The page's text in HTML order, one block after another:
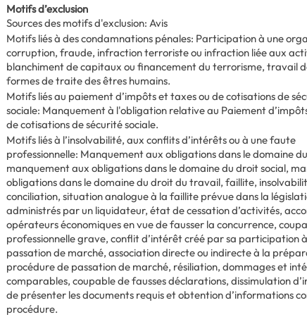
Motifs d’exclusion
Sources des motifs d'exclusion: Avis
Motifs liés à des condamnations pénales: Participation à une
corruption, fraude, infraction terroriste ou infraction liée aux
blanchiment de capitaux ou financement du terrorisme, travail
formes de traite des êtres humains.
Motifs liés au paiement d’impôts et taxes ou de cotisations de
sociale: Manquement à l'obligation relative au Paiement
de cotisations de sécurité sociale.
Motifs liés à l’insolvabilité, aux conflits d’intérêts ou à une faute
professionnelle: Manquement aux obligations dans le domaine
manquement aux obligations dans le domaine du droit social,
obligations dans le domaine du droit du travail, faillite,
conciliation, situation analogue à la faillite prévue dans la
administrés par un liquidateur, état de cessation d’activités,
opérateurs économiques en vue de fausser la concurrence,
professionnelle grave, conflit d’intérêt créé par sa participation
passation de marché, association directe ou indirecte à la
procédure de passation de marché, résiliation, dommages et
comparables, coupable de fausses déclarations, dissimulation
de présenter les documents requis et obtention d’informations
procédure.